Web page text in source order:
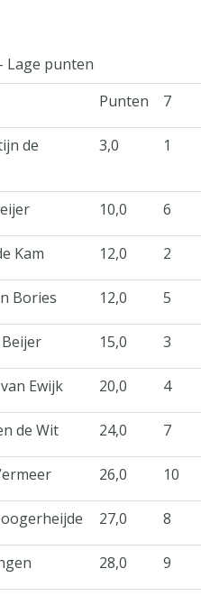
Lage punten
Punten 7
de
3,0 1
10,0 6
Kam 12,0 2
Bories 12,0 5
15,0 3
Ewijk 20,0 4
de Wit 24,0 7
26,0 10
27,0 8
28,0 9